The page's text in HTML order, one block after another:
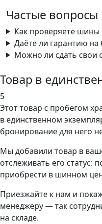
Частые вопросы
Как проверяете
Даёте ли гарантию
Можно ли сдать свои
Товар в
5
Этот товар с пробегом
в единственном
бронирование для него
Мы добавили товар в
отслеживать его статус:
приобрести в шинном
Приезжайте к нам и
менеджеру — так
на складе.